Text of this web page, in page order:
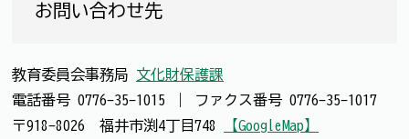
お問い合わせ先
教育委員会事務局 文化財保護課
電話番号 0776-35-1015 ファクス番号 0776-35-1017
〒918-8026 福井市渕4丁目748
【GoogleMap】